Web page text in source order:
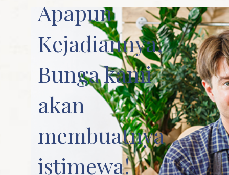
Apapun
Kejadiannya,
Bunga kami
akan
membuatnya
istimewa!